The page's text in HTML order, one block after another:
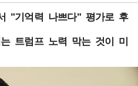
"기억력 나쁘다" 평가로 후
트럼프 노력 막는 것이 미